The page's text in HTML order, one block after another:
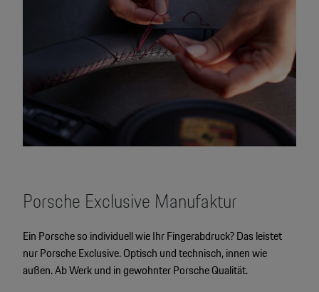
Porsche Exclusive Manufaktur
Ein Porsche so individuell wie Ihr Fingerabdruck? Das leistet
nur Porsche Exclusive. Optisch und technisch, innen wie
außen. Ab Werk und in gewohnter Porsche Qualität.